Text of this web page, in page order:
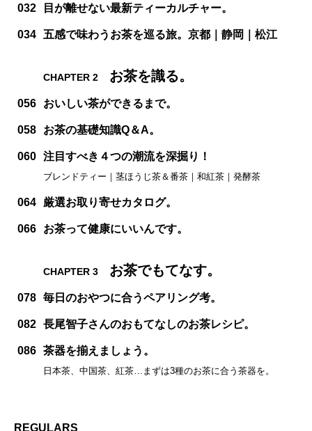
032 目が離せない最新ティーカルチャー。
034 五感で味わうお茶を巡る旅。京都｜静岡｜松江
CHAPTER 2 お茶を識る。
056 おいしい茶ができるまで。
058 お茶の基礎知識Q＆A。
060 注目すべき４つの潮流を深掘り！
ブレンドティー｜茎ほうじ茶＆番茶｜和紅茶｜発酵茶
064 厳選お取り寄せカタログ。
066 お茶って健康にいいんです。
CHAPTER 3 お茶でもてなす。
078 毎日のおやつに合うペアリング考。
082 長尾智子さんのおもてなしのお茶レシピ。
086 茶器を揃えましょう。
日本茶、中国茶、紅茶…まずは3種のお茶に合う茶器を。
REGULARS